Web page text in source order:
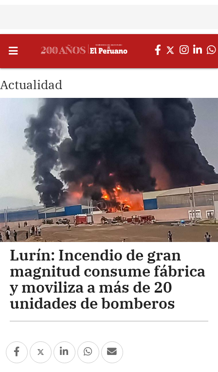
Actualidad
Lurín: Incendio de gran
magnitud consume fábrica
y moviliza a más de 20
unidades de bomberos